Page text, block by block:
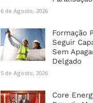
6 de Agosto, 2026
Formação
Seguir
Sem
Delgado
5 de Agosto, 2026
Core